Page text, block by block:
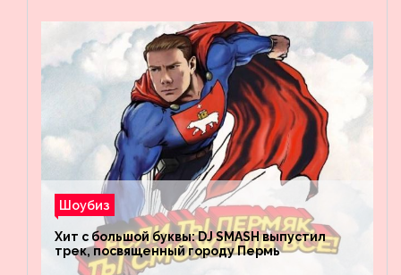
Шоубиз
Хит с большой буквы: DJ SMASH выпустил
трек, посвященный городу Пермь